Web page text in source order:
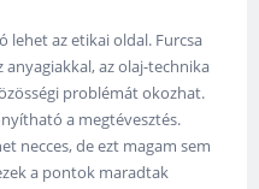
lehet az etikai oldal. Furcsa
az olaj-technika
problémát okozhat.
a megtévesztés.
necces, de ezt magam sem
a pontok maradtak